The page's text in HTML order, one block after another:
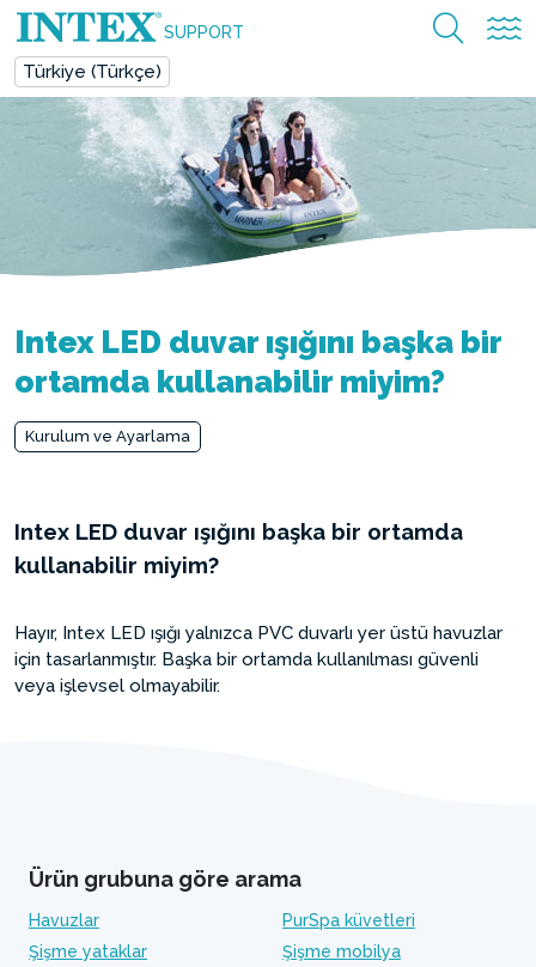
SUPPORT
Türkiye (Türkçe)
Intex LED duvar ışığını başka bir
ortamda kullanabilir miyim?
Kurulum ve Ayarlama
Intex LED duvar ışığını başka bir ortamda
kullanabilir miyim?
Hayır, Intex LED ışığı yalnızca PVC duvarlı yer üstü havuzlar
için tasarlanmıştır. Başka bir ortamda kullanılması güvenli
veya işlevsel olmayabilir.
Ürün grubuna göre arama
Havuzlar
PurSpa küvetleri
Şişme yataklar
Şişme mobilya